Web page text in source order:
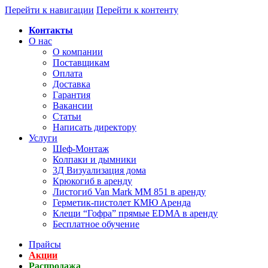
Перейти к навигации Перейти к контенту
Контакты
О нас
О компании
Поставщикам
Оплата
Доставка
Гарантия
Вакансии
Статьи
Написать директору
Услуги
Шеф-Монтаж
Колпаки и дымники
3Д Визуализация дома
Крюкогиб в аренду
Листогиб Van Mark MM 851 в аренду
Герметик-пистолет КМЮ Аренда
Клещи “Гофра” прямые EDMA в аренду
Бесплатное обучение
Прайсы
Акции
Распродажа